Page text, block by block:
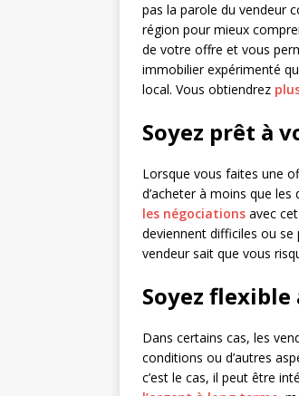
pas la parole du vendeur
région pour mieux
de votre offre et vous
immobilier expérimenté
local. Vous obtiendrez
Soyez prêt à
Lorsque vous faites une
d’acheter à moins que
les négociations avec
deviennent difficiles ou
vendeur sait que vous
Soyez
Dans certains cas, les
conditions ou d’autres
c’est le cas, il peut être